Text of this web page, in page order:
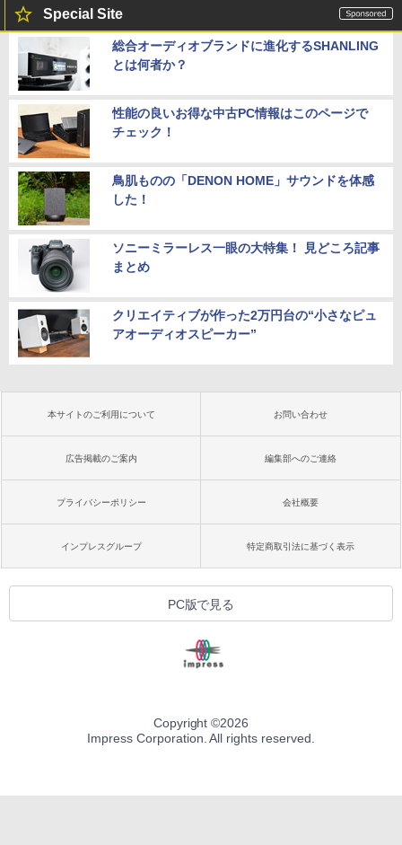
Special Site
総合オーディオブランドに進化するSHANLING
とは何者か？
性能の良いお得な中古PC情報はこのページで
チェック！
鳥肌ものの「DENON HOME」サウンドを体感
した！
ソニーミラーレス一眼の大特集！ 見どころ記事
まとめ
クリエイティブが作った2万円台の“小さなピュ
アオーディオスピーカー”
本サイトのご利用について お問い合わせ
広告掲載のご案内 編集部へのご連絡
プライバシーポリシー 会社概要
インプレスグループ 特定商取引法に基づく表示
PC版で見る
Copyright ©2026
Impress Corporation. All rights reserved.